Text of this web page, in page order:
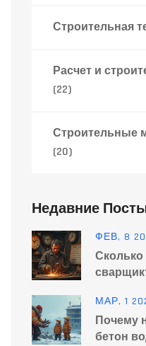
Строительная
Расчет и
(22)
Строительные
(20)
Недавние
ФЕВ, 8
Сколько
МАР, 1
Почему
бетон